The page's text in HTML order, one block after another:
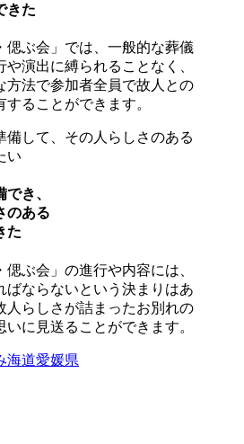
きた
偲ぶ会」では、一般的な葬儀
や演出に縛られることなく、
方法で参加者全員で故人との
することができます。
き、
のある
た
偲ぶ会」の進行や内容には、
ばならないという決まりはあ
人らしさが詰まったお別れの
いに見送ることができます。
海道愛媛県